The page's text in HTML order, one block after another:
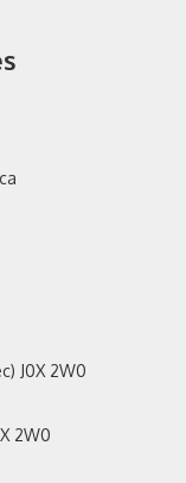
J0X 2W0
2W0